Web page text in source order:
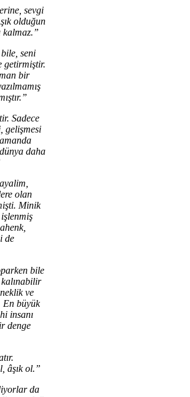
sevgi
olduğun
kalmaz.”
bile, seni
getirmiştir.
bir
Sadece
gelişmesi
daha
olan
Minik
de
bile
ve
En büyük
insanı
denge
âşık ol.”
da